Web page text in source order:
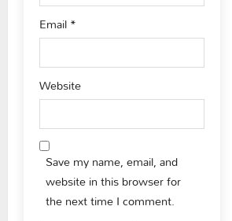
Email*
Website
Save my name, email, and
website in this browser for
the next time I comment.